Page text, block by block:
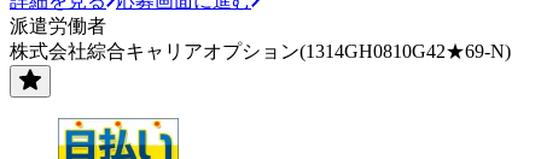
派遣労働者
株式会社綜合キャリアオプション(1314GH0810G42★69-N)